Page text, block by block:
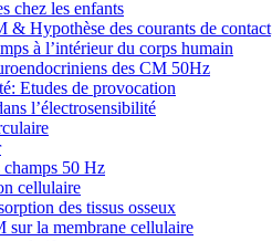
chez les enfants
& Hypothèse des courants de contact
à l’intérieur du corps humain
des CM 50Hz
Etudes de provocation
l’électrosensibilité
champs 50 Hz
cellulaire
des tissus osseux
sur la membrane cellulaire